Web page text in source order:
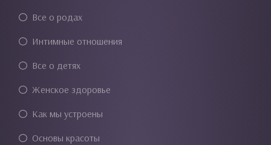
Все о родах
Интимные отношения
Все о детях
Женское здоровье
Как мы устроены
Основы красоты